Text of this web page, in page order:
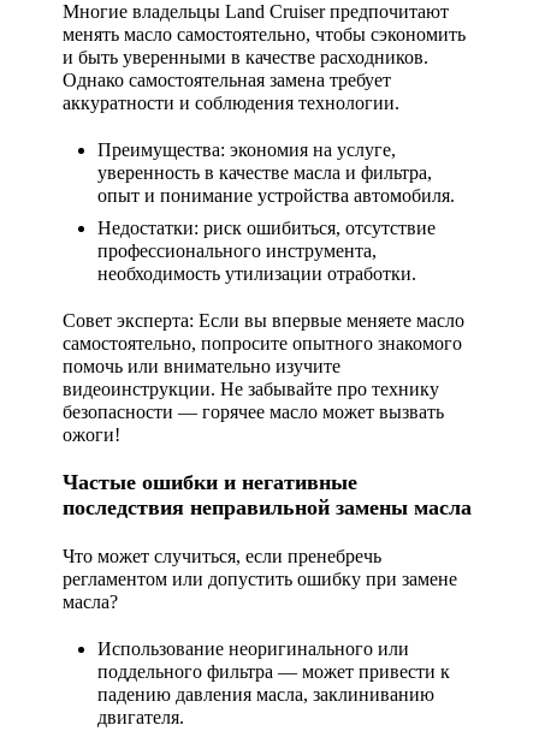
Многие владельцы Land Cruiser предпочитают
менять масло самостоятельно, чтобы сэкономить
и быть уверенными в качестве расходников.
Однако самостоятельная замена требует
аккуратности и соблюдения технологии.
Преимущества: экономия на услуге,
уверенность в качестве масла и фильтра,
опыт и понимание устройства автомобиля.
Недостатки: риск ошибиться, отсутствие
профессионального инструмента,
необходимость утилизации отработки.
Совет эксперта: Если вы впервые меняете масло
самостоятельно, попросите опытного знакомого
помочь или внимательно изучите
видеоинструкции. Не забывайте про технику
безопасности — горячее масло может вызвать
ожоги!
Частые ошибки и негативные
последствия неправильной замены масла
Что может случиться, если пренебречь
регламентом или допустить ошибку при замене
масла?
Использование неоригинального или
поддельного фильтра — может привести к
падению давления масла, заклиниванию
двигателя.